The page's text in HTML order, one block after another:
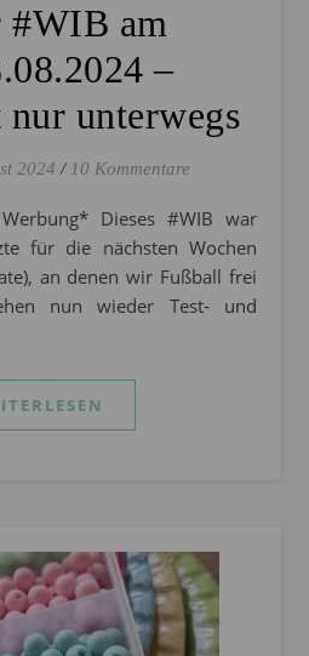
#WIB am
–
unterwegs
2024 / 10 Kommentare
für die nächsten Wochen
an denen wir Fußball frei
nun wieder Test- und